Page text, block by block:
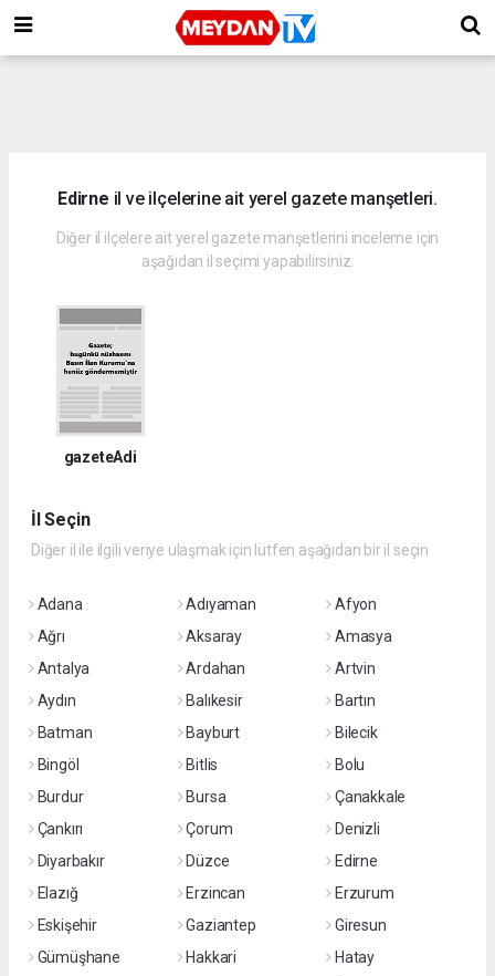
Edirne il ve ilçelerine ait yerel gazete manşetleri.
Diğer il ilçelere ait yerel gazete manşetlerini inceleme için
aşağıdan il seçimi yapabilirsiniz.
gazeteAdi
İl Seçin
Diğer il ile ilgili veriye ulaşmak için lütfen aşağıdan bir il seçin
Adana Adıyaman
Afyon
Ağrı
Aksaray
Amasya
Antalya
Ardahan
Artvin
Aydın
Balıkesir
Bartın
Batman
Bayburt
Bilecik
Bingöl
Bitlis
Bolu
Burdur
Bursa
Çanakkale
Çankırı
Çorum
Denizli
Diyarbakır
Düzce
Edirne
Elazığ
Erzincan
Erzurum
Eskişehir
Gaziantep
Giresun
Gümüşhane
Hakkari
Hatay